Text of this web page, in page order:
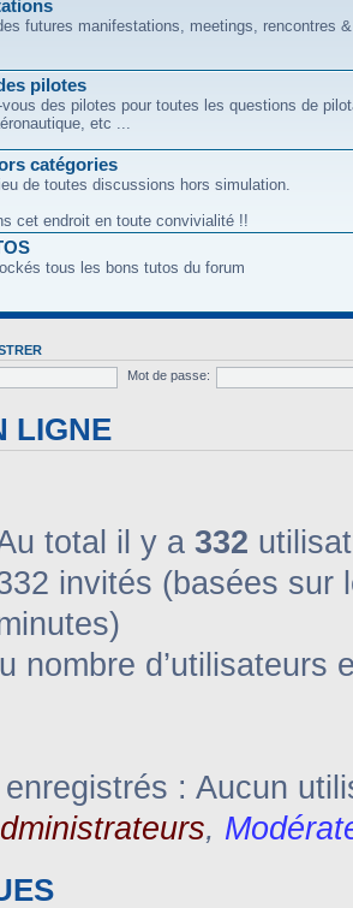
futures manifestations, meetings, rencontres
pilotes
vous des pilotes pour toutes les questions de
etc ...
catégories
de toutes discussions hors simulation.
cet endroit en toute convivialité !!
tous les bons tutos du forum
Mot de passe:
LIGNE
total il y a 332
invités (basées sur
nombre d’utilisateurs
: Aucun
,